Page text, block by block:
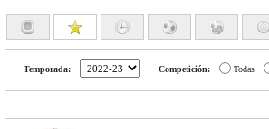
Temporada: Competición: Todas